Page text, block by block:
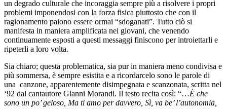
un degrado culturale che incoraggia sempre più a risolvere i propri
problemi imponendosi con la forza fisica piuttosto che con il
ragionamento paiono essere ormai “sdoganati”. Tutto ciò si
manifesta in maniera amplificata nei giovani, che venendo
continuamente esposti a questi messaggi finiscono per introiettarli e
ripeterli a loro volta.
Sia chiaro; questa problematica, sia pur in maniera meno condivisa e
più sommersa, è sempre esistita e a ricordarcelo sono le parole di
una canzone, apparentemente disimpegnata e scanzonata, scritta nel
‘92 dal cantautore Gianni Morandi. Il testo recita così: “…È che
sono un po’ geloso, Ma ti amo per davvero, Sì, va be’ l’autonomia,